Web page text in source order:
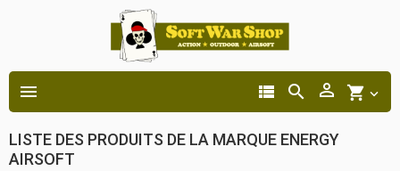
 shopping_cart 



LISTE DES PRODUITS DE LA MARQUE ENERGY
AIRSOFT